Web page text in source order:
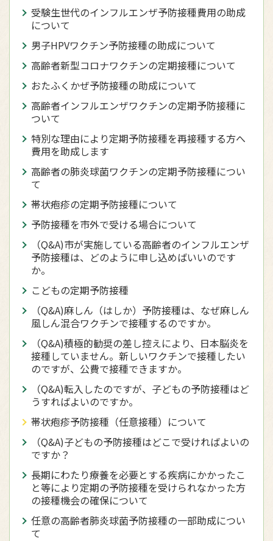
受験生世代のインフルエンザ予防接種費用の助成
について
男子HPVワクチン予防接種の助成について
高齢者新型コロナワクチンの定期接種について
おたふくかぜ予防接種の助成について
高齢者インフルエンザワクチンの定期予防接種に
ついて
特別な理由により定期予防接種を再接種する方へ
費用を助成します
高齢者の肺炎球菌ワクチンの定期予防接種につい
て
帯状疱疹の定期予防接種について
予防接種を市外で受ける場合について
（Q&A)市が実施している高齢者のインフルエンザ
予防接種は、どのように申し込めばいいのです
か。
こどもの定期予防接種
（Q&A)麻しん（はしか）予防接種は、なぜ麻しん
風しん混合ワクチンで接種するのですか。
（Q&A)積極的勧奨の差し控えにより、日本脳炎を
接種していません。新しいワクチンで接種したい
のですが、公費で接種できますか。
（Q&A)転入したのですが、子どもの予防接種はど
うすればよいのですか。
帯状疱疹予防接種（任意接種）について
（Q&A)子どもの予防接種はどこで受ければよいの
ですか？
長期にわたり療養を必要とする疾病にかかったこ
と等により定期の予防接種を受けられなかった方
の接種機会の確保について
任意の高齢者肺炎球菌予防接種の一部助成につい
て